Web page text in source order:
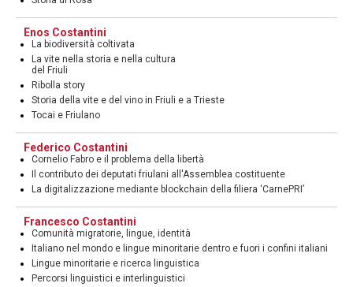
Enos Costantini
La biodiversità coltivata
La vite nella storia e nella cultura
del Friuli
Ribolla story
Storia della vite e del vino in Friuli e a Trieste
Tocai e Friulano
Federico Costantini
Cornelio Fabro e il problema della libertà
Il contributo dei deputati friulani all'Assemblea costituente
La digitalizzazione mediante blockchain della filiera ‘CarnePRI’
Francesco Costantini
Comunità migratorie, lingue, identità
Italiano nel mondo e lingue minoritarie dentro e fuori i confini italiani
Lingue minoritarie e ricerca linguistica
Percorsi linguistici e interlinguistici